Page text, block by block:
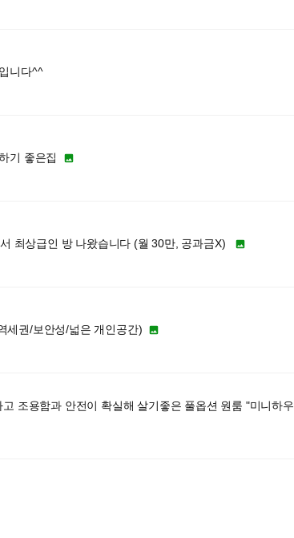
니다^^
기 좋은집 
최상급인 방 나왔습니다 (월 30만, 공과금X) 
세권/보안성/넓은 개인공간) 
조용함과 안전이 확실해 살기좋은 풀옵션 원룸 "미니하우